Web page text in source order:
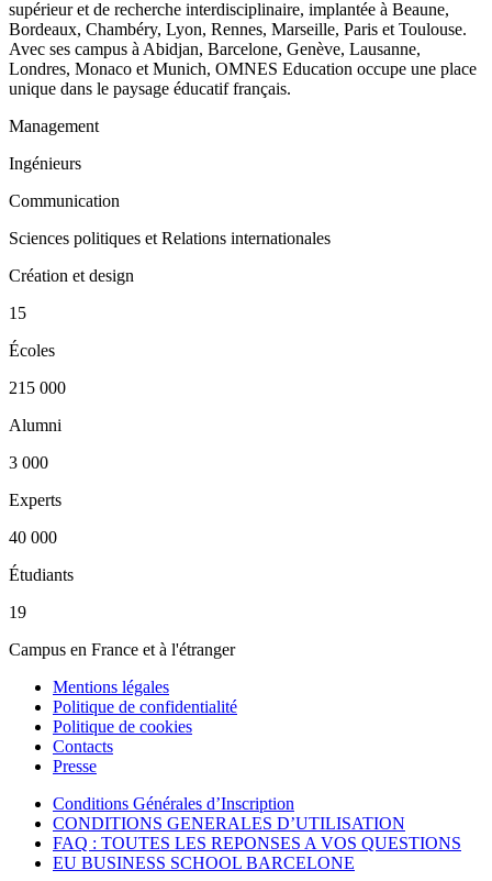
supérieur et de recherche interdisciplinaire, implantée à Beaune,
Bordeaux, Chambéry, Lyon, Rennes, Marseille, Paris et Toulouse.
Avec ses campus à Abidjan, Barcelone, Genève, Lausanne,
Londres, Monaco et Munich, OMNES Education occupe une place
unique dans le paysage éducatif français.
Management
Ingénieurs
Communication
Sciences politiques et Relations internationales
Création et design
15
Écoles
215 000
Alumni
3 000
Experts
40 000
Étudiants
19
Campus en France et à l'étranger
Mentions légales
Politique de confidentialité
Politique de cookies
Contacts
Presse
Conditions Générales d’Inscription
CONDITIONS GENERALES D’UTILISATION
FAQ : TOUTES LES REPONSES A VOS QUESTIONS
EU BUSINESS SCHOOL BARCELONE